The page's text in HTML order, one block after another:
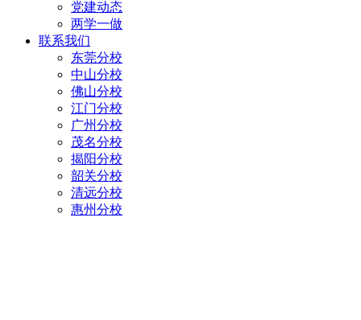
党建动态
两学一做
联系我们
东莞分校
中山分校
佛山分校
江门分校
广州分校
茂名分校
揭阳分校
韶关分校
清远分校
惠州分校